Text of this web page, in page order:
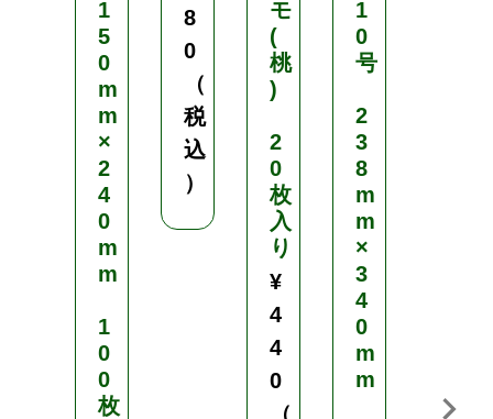
1
5
0
m
m
×
2
4
0
m
m
1
0
0
枚
8
0
（
税
込
）
モ
(
桃
)
2
0
枚
入
り
¥
4
4
0
（
1
0
号
2
3
8
m
m
×
3
4
0
m
m